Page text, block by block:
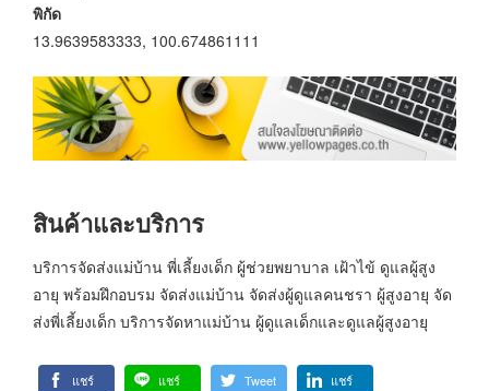
พิกัด
13.9639583333, 100.674861111
สินค้าและบริการ
บริการจัดส่งแม่บ้าน พี่เลี้ยงเด็ก ผู้ช่วยพยาบาล เฝ้าไข้ ดูแลผู้สูง
อายุ พร้อมฝึกอบรม จัดส่งแม่บ้าน จัดส่งผู้ดูแลคนชรา ผู้สูงอายุ จัด
ส่งพี่เลี้ยงเด็ก บริการจัดหาแม่บ้าน ผู้ดูแลเด็กและดูแลผู้สูงอายุ
แชร์ แชร์ Tweet แชร์